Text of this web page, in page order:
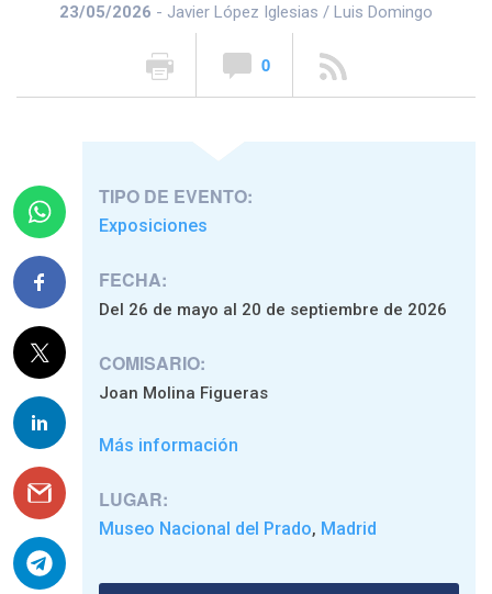
23/05/2026 - Javier López Iglesias / Luis Domingo
0
TIPO DE EVENTO:
Exposiciones
FECHA:
Del 26 de mayo al 20 de septiembre de 2026
COMISARIO:
Joan Molina Figueras
Más información
LUGAR:
Museo Nacional del Prado, Madrid